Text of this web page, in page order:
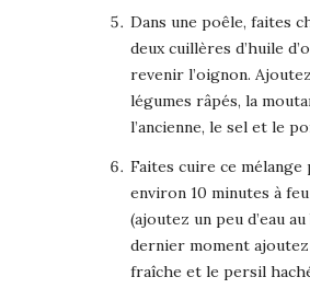
Dans une poêle, faites
deux cuillères d’huile
revenir l’oignon.
légumes râpés, la
l’ancienne, le sel et le
Faites cuire ce mélange
environ 10 minutes à
(ajoutez un peu d’eau
dernier moment
fraîche et le persil